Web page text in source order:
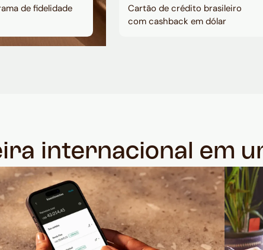
de fidelidade
Cartão de crédito brasileiro
com cashback em dólar
internacional em